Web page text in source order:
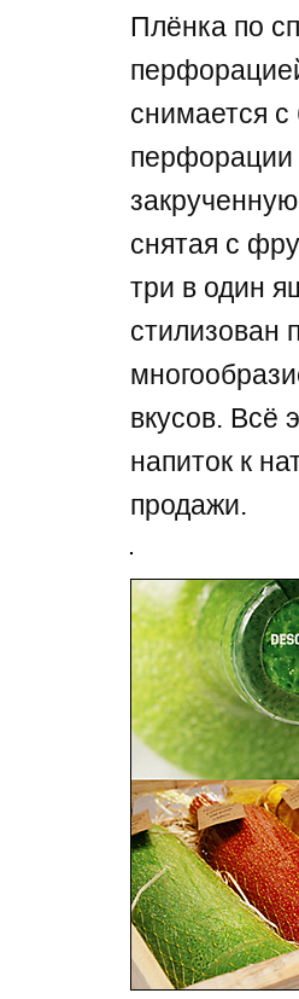
Плёнка по
снимается
перфорации
снятая с
три в один
стилизован
вкусов. Всё
напиток к
продажи.